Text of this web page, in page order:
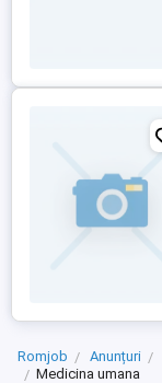
Romjob Anunțuri
Medicina umana